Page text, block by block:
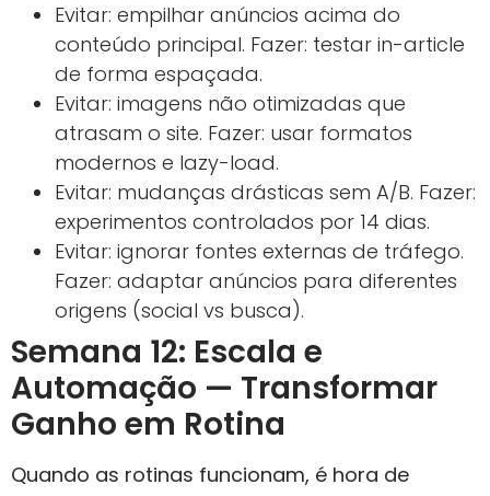
Evitar: empilhar anúncios acima do
conteúdo principal. Fazer: testar in-article
de forma espaçada.
Evitar: imagens não otimizadas que
atrasam o site. Fazer: usar formatos
modernos e lazy-load.
Evitar: mudanças drásticas sem A/B. Fazer:
experimentos controlados por 14 dias.
Evitar: ignorar fontes externas de tráfego.
Fazer: adaptar anúncios para diferentes
origens (social vs busca).
Semana 12: Escala e
Automação — Transformar
Ganho em Rotina
Quando as rotinas funcionam, é hora de